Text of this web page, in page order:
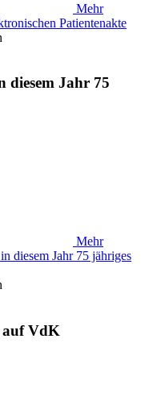
Mehr
Patientenakte
diesem Jahr 75
Mehr
diesem Jahr 75 jähriges
auf VdK